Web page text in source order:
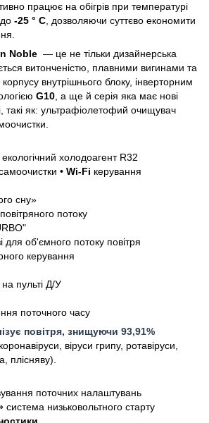
працює на обігрів при температурі
-25 ° С , дозволяючи суттєво економити
Noble — це не тільки дизайнерська
витонченістю, плавними вигинами та
внутрішнього блоку, інверторним
G10 , а ще й серія яка має нові
такі як: ультрафіолетофий очищувач
холодоагент R32
• Wi-Fi керування
сну»
потоку
для об'ємного потоку повітря
керування
пульті Д/У
поточного часу
повітря, знищуючи 93,91%
віруси грипу, ротавіруси,
плісняву).
поточних налаштувань
система низьковольтного старту